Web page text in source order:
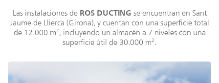
Las instalaciones deROS DUCTING se encuentran en Sant
Jaume de Llierca (Girona), y cuentan con una superficie total
de 12.000 m2 , incluyendo un almacén a 7 niveles con una
superficie útil de 30.000 m2.